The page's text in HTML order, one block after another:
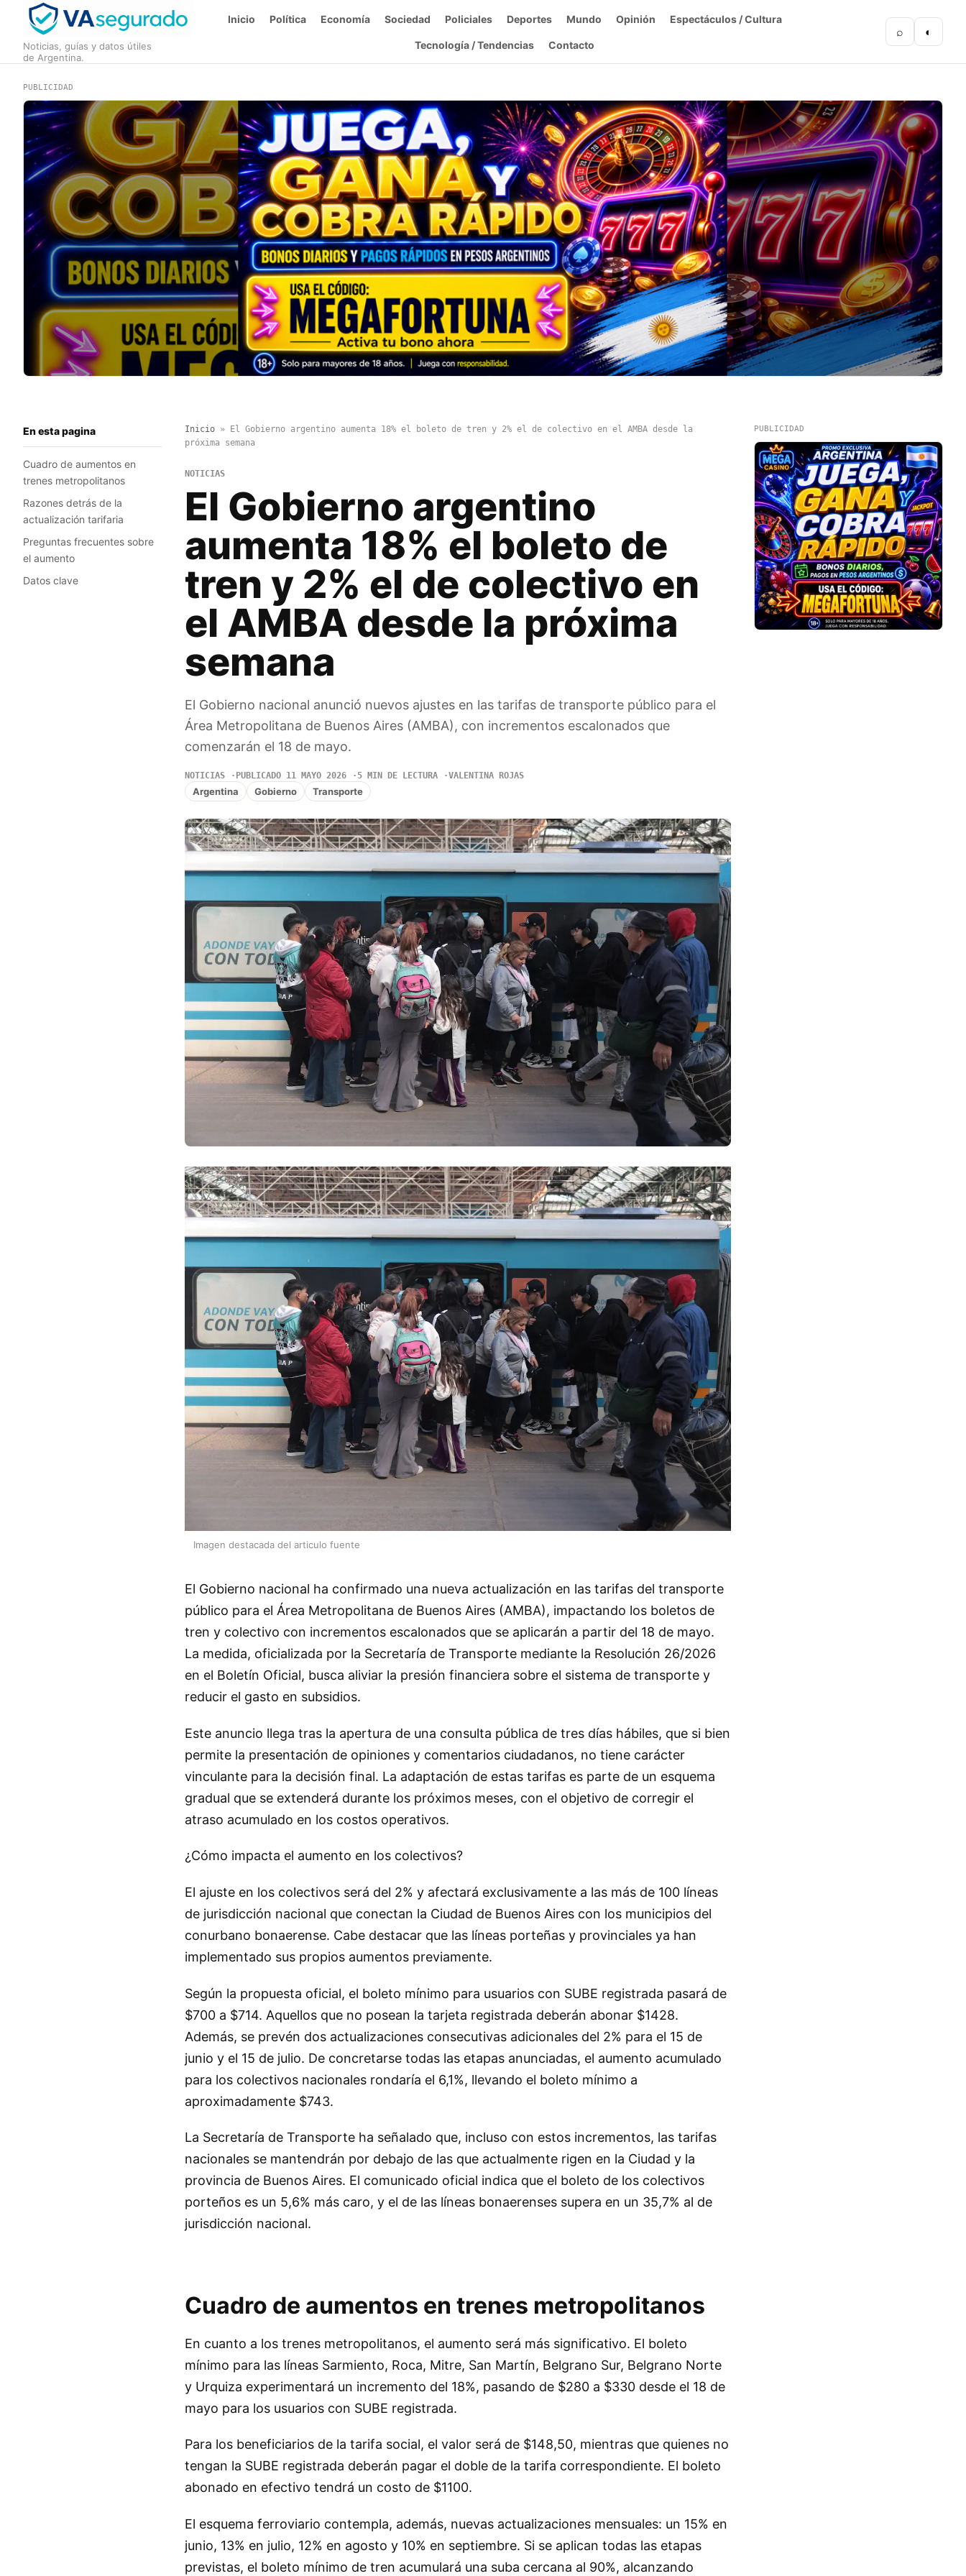
Noticias, guías y datos útiles
de Argentina.
Inicio Política Economía Sociedad Policiales Deportes Mundo Opinión Espectáculos / Cultura
Tecnología / Tendencias Contacto
⌕ ◐
PUBLICIDAD
En esta pagina
Cuadro de aumentos en
trenes metropolitanos
Razones detrás de la
actualización tarifaria
Preguntas frecuentes sobre
el aumento
Datos clave
Inicio»
El Gobierno argentino aumenta 18% el boleto de tren y 2% el de colectivo en el AMBA desde la
próxima semana
NOTICIAS
El Gobierno argentino
aumenta 18% el boleto de
tren y 2% el de colectivo en
el AMBA desde la próxima
semana
El Gobierno nacional anunció nuevos ajustes en las tarifas de transporte público para el
Área Metropolitana de Buenos Aires (AMBA), con incrementos escalonados que
comenzarán el 18 de mayo.
NOTICIAS PUBLICADO 11 MAYO 2026 5 MIN DE LECTURA VALENTINA ROJAS
Argentina Gobierno Transporte
Imagen destacada del articulo fuente
El Gobierno nacional ha confirmado una nueva actualización en las tarifas del transporte
público para el Área Metropolitana de Buenos Aires (AMBA), impactando los boletos de
tren y colectivo con incrementos escalonados que se aplicarán a partir del 18 de mayo.
La medida, oficializada por la Secretaría de Transporte mediante la Resolución 26/2026
en el Boletín Oficial, busca aliviar la presión financiera sobre el sistema de transporte y
reducir el gasto en subsidios.
Este anuncio llega tras la apertura de una consulta pública de tres días hábiles, que si bien
permite la presentación de opiniones y comentarios ciudadanos, no tiene carácter
vinculante para la decisión final. La adaptación de estas tarifas es parte de un esquema
gradual que se extenderá durante los próximos meses, con el objetivo de corregir el
atraso acumulado en los costos operativos.
¿Cómo impacta el aumento en los colectivos?
El ajuste en los colectivos será del 2% y afectará exclusivamente a las más de 100 líneas
de jurisdicción nacional que conectan la Ciudad de Buenos Aires con los municipios del
conurbano bonaerense. Cabe destacar que las líneas porteñas y provinciales ya han
implementado sus propios aumentos previamente.
Según la propuesta oficial, el boleto mínimo para usuarios con SUBE registrada pasará de
$700 a $714. Aquellos que no posean la tarjeta registrada deberán abonar $1428.
Además, se prevén dos actualizaciones consecutivas adicionales del 2% para el 15 de
junio y el 15 de julio. De concretarse todas las etapas anunciadas, el aumento acumulado
para los colectivos nacionales rondaría el 6,1%, llevando el boleto mínimo a
aproximadamente $743.
La Secretaría de Transporte ha señalado que, incluso con estos incrementos, las tarifas
nacionales se mantendrán por debajo de las que actualmente rigen en la Ciudad y la
provincia de Buenos Aires. El comunicado oficial indica que el boleto de los colectivos
porteños es un 5,6% más caro, y el de las líneas bonaerenses supera en un 35,7% al de
jurisdicción nacional.
Cuadro de aumentos en trenes metropolitanos
En cuanto a los trenes metropolitanos, el aumento será más significativo. El boleto
mínimo para las líneas Sarmiento, Roca, Mitre, San Martín, Belgrano Sur, Belgrano Norte
y Urquiza experimentará un incremento del 18%, pasando de $280 a $330 desde el 18 de
mayo para los usuarios con SUBE registrada.
Para los beneficiarios de la tarifa social, el valor será de $148,50, mientras que quienes no
tengan la SUBE registrada deberán pagar el doble de la tarifa correspondiente. El boleto
abonado en efectivo tendrá un costo de $1100.
El esquema ferroviario contempla, además, nuevas actualizaciones mensuales: un 15% en
junio, 13% en julio, 12% en agosto y 10% en septiembre. Si se aplican todas las etapas
previstas, el boleto mínimo de tren acumulará una suba cercana al 90%, alcanzando
PUBLICIDAD